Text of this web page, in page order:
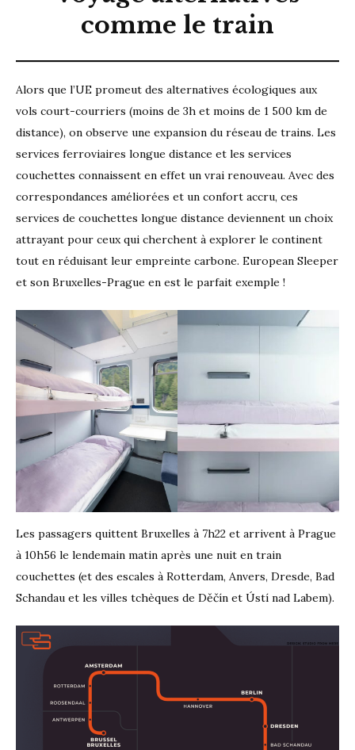
comme le train
Alors que l’UE promeut des alternatives écologiques aux
vols court-courriers (moins de 3h et moins de 1 500 km de
distance), on observe une expansion du réseau de trains. Les
services ferroviaires longue distance et les services
couchettes connaissent en effet un vrai renouveau. Avec des
correspondances améliorées et un confort accru, ces
services de couchettes longue distance deviennent un choix
attrayant pour ceux qui cherchent à explorer le continent
tout en réduisant leur empreinte carbone. European Sleeper
et son Bruxelles-Prague en est le parfait exemple !
Les passagers quittent Bruxelles à 7h22 et arrivent à Prague
à 10h56 le lendemain matin après une nuit en train
couchettes (et des escales à Rotterdam, Anvers, Dresde, Bad
Schandau et les villes tchèques de Děčín et Ústí nad Labem).